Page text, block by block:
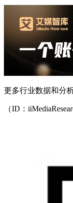
更多行业数据和分
（ID：